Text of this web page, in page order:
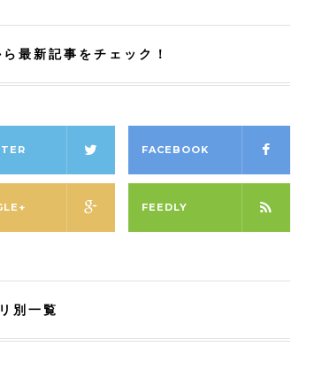
最新記事をチェック！
FACEBOOK
FEEDLY
別一覧